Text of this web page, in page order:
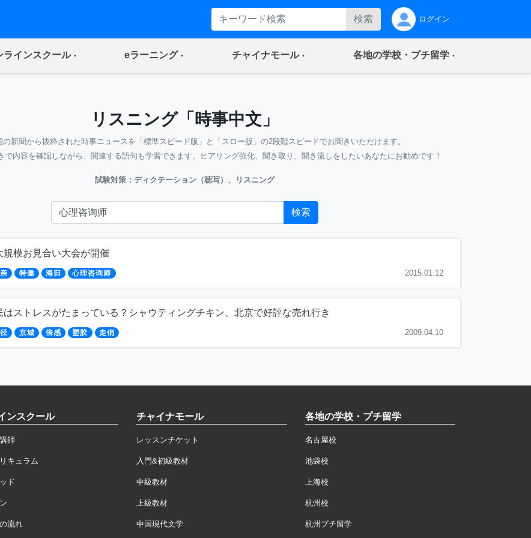
検索 ログイン
ラインスクール(current) eラーニング(current) チャイナモール(current) 各地の学校・プチ留学(current)
リスニング「時事中文」
の新聞から抜粋された時事ニュースを「標準スピード版」と「スロー版」の2段階スピードでお聞きいただけます。
で内容を確認しながら、関連する語句も学習できます。ヒアリング強化、聞き取り、聞き流しをしたいあなたにお勧めです！
試験対策：ディクテーション（聴写）、リスニング
検索
規模お見合い大会が開催
特邀 海归 心理咨询师 2015.01.12
はストレスがたまっている？シャウティングチキン、北京で好評な売れ行き
京城 倍感 塑胶 走俏 2009.04.10
ンスクール
師
キュラム
ド
流れ
チャイナモール
レッスンチケット
入門&初級教材
中級教材
上級教材
中国現代文学
各地の学校・プチ留学
名古屋校
池袋校
上海校
杭州校
杭州プチ留学